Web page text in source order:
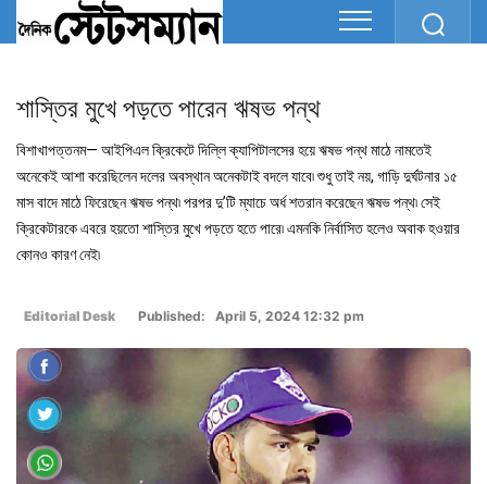
শাস্তির মুখে পড়তে পারেন ঋষভ পন্থ
বিশাখাপত্তনম— আইপিএল ক্রিকেটে দিল্লি ক্যাপিটালসের হয়ে ঋষভ পন্থ মাঠে নামতেই
অনেকেই আশা করেছিলেন দলের অবস্থান অনেকটাই বদলে যাবে৷ শুধু তাই নয়, গাড়ি দুর্ঘটনার ১৫
মাস বাদে মাঠে ফিরেছেন ঋষভ পন্থ৷ পরপর দু’টি ম্যাচে অর্ধ শতরান করেছেন ঋষভ পন্থ৷ সেই
ক্রিকেটারকে এবরে হয়তো শাস্তির মুখে পড়তে হতে পারে৷ এমনকি নির্বাসিত হলেও অবাক হওয়ার
কোনও কারণ নেই৷
Editorial Desk Published: April 5, 2024 12:32 pm